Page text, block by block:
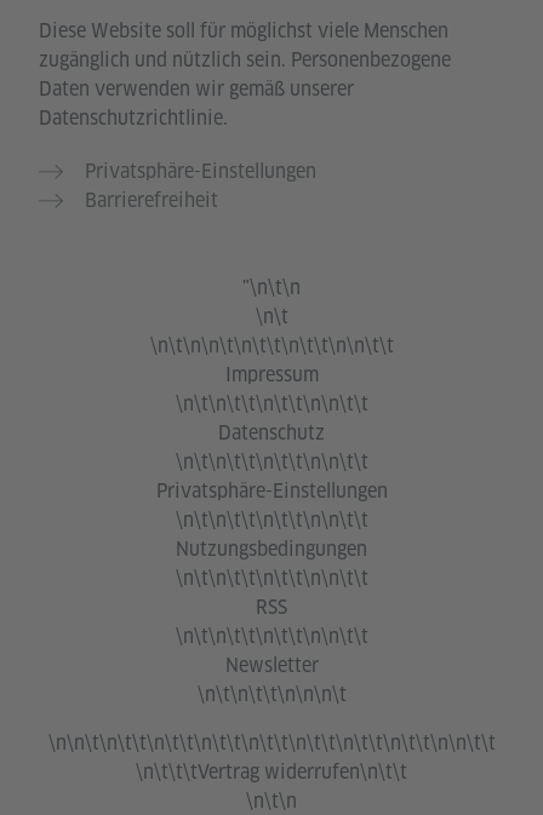
Diese Website soll für möglichst viele Menschen
zugänglich und nützlich sein. Personenbezogene
Daten verwenden wir gemäß unserer
Datenschutzrichtlinie.
Privatsphäre-Einstellungen
Barrierefreiheit
"\n\t\n
\n\t
\n\t\n\n\t\n\t\t\n\t\t\n\n\t\t
Impressum
\n\t\n\t\t\n\t\t\n\n\t\t
Datenschutz
\n\t\n\t\t\n\t\t\n\n\t\t
Privatsphäre-Einstellungen
\n\t\n\t\t\n\t\t\n\n\t\t
Nutzungsbedingungen
\n\t\n\t\t\n\t\t\n\n\t\t
RSS
\n\t\n\t\t\n\t\t\n\n\t\t
Newsletter
\n\t\n\t\t\n\n\n\t
\n\n\t\n\t\t\n\t\t\n\t\t\n\t\t\n\t\t\n\t\t\n\t\t\n\n\t\t
\n\t\t\tVertrag widerrufen\n\t\t
\n\t\n